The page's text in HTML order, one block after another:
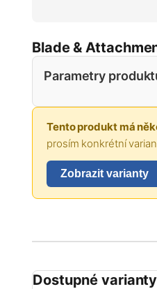
Blade &
Parametry
Tento produkt má
prosím konkrétní
Zobrazit varianty
Dostupné